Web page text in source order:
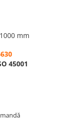
mm
45001